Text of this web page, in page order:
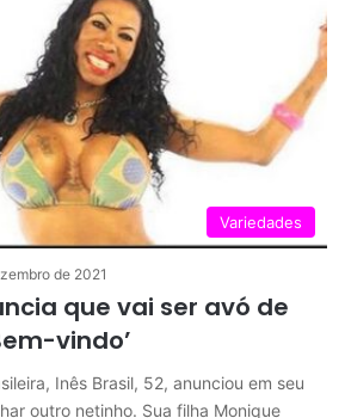
Variedades
de 2021
que vai ser avó de
vindo’
Inês Brasil, 52, anunciou em seu
outro netinho. Sua filha Monique